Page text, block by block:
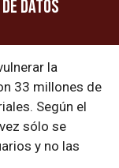
datos
la
33 millones de
Según el
sólo se
y no las